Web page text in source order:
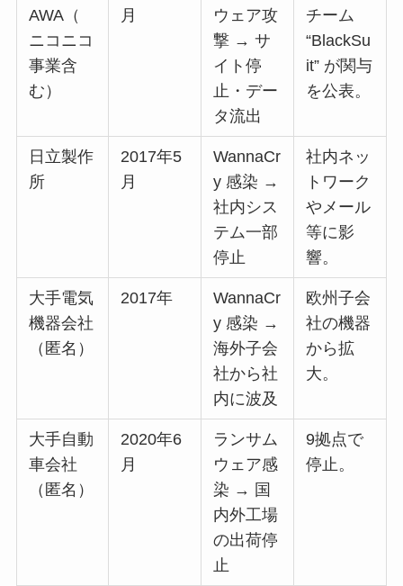
AWA（
ニコニコ
事業含
む）
月
ウェア攻
撃 → サ
イト停
止・デー
タ流出
チーム
“BlackSu
it” が関与
を公表。
日立製作
所
2017年5
月
WannaCr
y 感染 →
社内シス
テム一部
停止
社内ネッ
トワーク
やメール
等に影
響。
大手電気
機器会社
（匿名）
2017年
WannaCr
y 感染 →
海外子会
社から社
内に波及
欧州子会
社の機器
から拡
大。
大手自動
車会社
（匿名）
2020年6
月
ランサム
ウェア感
染 → 国
内外工場
の出荷停
止
9拠点で
停止。